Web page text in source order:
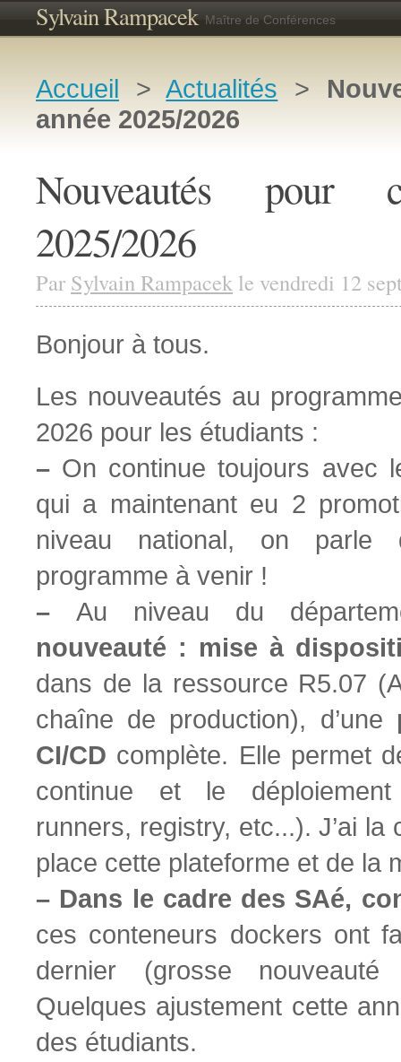
Sylvain Rampacek Maître de Conférences
Accueil >Actualités >
année 2025/2026
Nouveautés pour
2025/2026
Par Sylvain Rampacek le vendredi 12
Bonjour à tous.
Les nouveautés au
2026 pour les étudiants :
– On continue toujours avec
qui a maintenant eu 2
niveau national, on parle
programme à venir !
– Au niveau du
nouveauté : mise à
dans de la ressource R5.07
chaîne de production), d’une
CI/CD complète. Elle permet
continue et le
runners, registry, etc...). J’ai la
place cette plateforme et de la
– Dans le cadre des SAé,
ces conteneurs dockers ont
dernier (grosse
Quelques ajustement cette
des étudiants.